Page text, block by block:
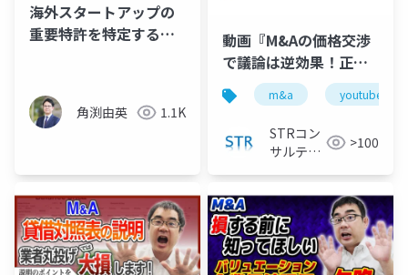
海外スタートアップの
重要特許を特定する方
角渕由英 1.1K
動画『M&Aの価格交渉
で議論は逆効果！正し
い駆け引きのポイント
を公認会計士が解説』
で投影した資料
m&a youtube
STRコン
サルティ
>100